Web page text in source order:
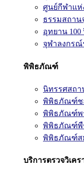
ศูนย์กีฬาแห่
ธรรมสถา
อุทยาน 100
จุฬาลงกร
พิพิธภัณฑ์
นิทรรศสถา
พิพิธภัณฑ์ช
พิพิธภัณฑ์พ
พิพิธภัณฑ์พื
พิพิธภัณฑ์ส
บริการตรวจวิเค